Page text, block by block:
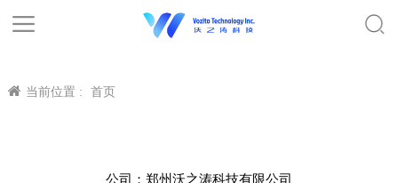
当前位置 : 首页
公司：郑州沃之涛科技有限公司